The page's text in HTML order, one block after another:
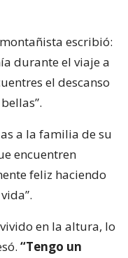
escribió:
durante el viaje a
el descanso
a la familia de su
encuentren
feliz haciendo
en la altura, lo
“Tengo un